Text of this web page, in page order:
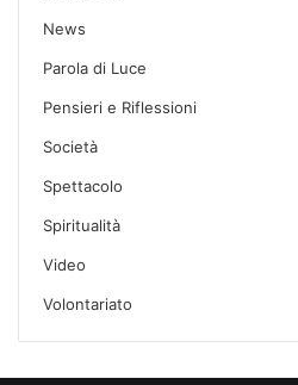
News
Parola di Luce
Pensieri e Riflessioni
Società
Spettacolo
Spiritualità
Video
Volontariato